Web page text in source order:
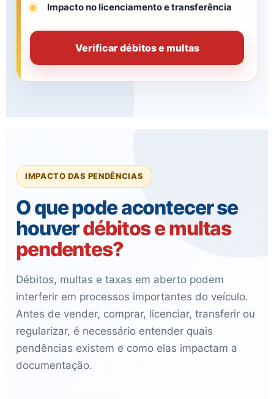
Impacto no licenciamento e transferência
Verificar débitos e multas
IMPACTO DAS PENDÊNCIAS
O que pode acontecer se
houverdébitos e multas
pendentes?
Débitos, multas e taxas em aberto podem
interferir em processos importantes do veículo.
Antes de vender, comprar, licenciar, transferir ou
regularizar, é necessário entender quais
pendências existem e como elas impactam a
documentação.